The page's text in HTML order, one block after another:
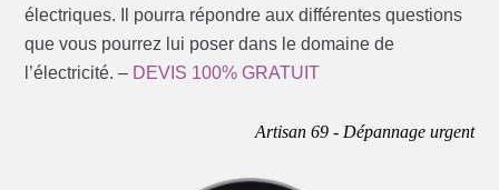
électriques. Il pourra répondre aux différentes questions
que vous pourrez lui poser dans le domaine de
l’électricité. – DEVIS 100% GRATUIT
Artisan 69 - Dépannage urgent